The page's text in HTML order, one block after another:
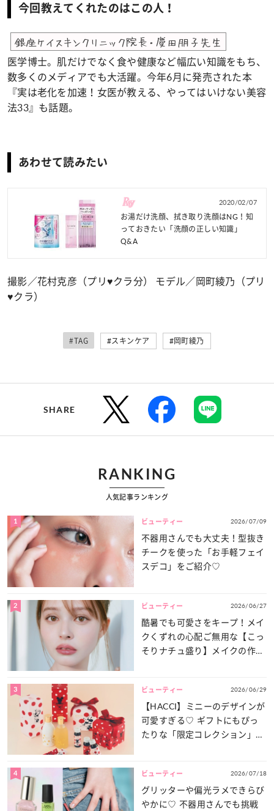
今回教えてくれたのはこの人！
銀座ケイスキンクリニック院長・慶田朋子先生
医学博士。肌だけでなく食や健康など幅広い知識をもち、
数多くのメディアでも大活躍。今年6月に発売された本
『実は老化を加速！女医が教える、やってはいけない美容
法33』も話題。
あわせて読みたい
2020/02/07
お湯だけ洗顔、拭き取り洗顔はNG！知
っておきたい「洗顔の正しい知識」
Q&A
撮影／花村克彦（プリ♥クラ分） モデル／岡町綾乃（プリ
♥クラ）
#TAG #スキンケア #岡町綾乃
SHARE
RANKING
人気記事ランキング
1 ビューティー 2026/07/09
不器用さんでも大丈夫！型抜き
チークを使った「お手軽フェイ
スデコ」をご紹介♡
2 ビューティー 2026/06/27
酷暑でも可愛さをキープ！メイ
クくずれの心配ご無用な【こっ
そりナチュ盛り】メイクの作り
3 ビューティー 2026/06/29
【HACCI】ミニーのデザインが
可愛すぎる♡ ギフトにもぴっ
たりな「限定コレクション」が
4 ビューティー 2026/07/18
グリッターや偏光ラメできらび
やかに♡ 不器用さんでも挑戦